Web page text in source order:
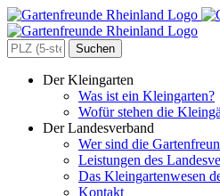
Zum
Inhalt
springen
Search
for:
Der Kleingarten
Was ist ein Kleingarten?
Wofür stehen die
Der Landesverband
Wer sind die
Leistungen des
Das Kleingartenwesen
Kontakt